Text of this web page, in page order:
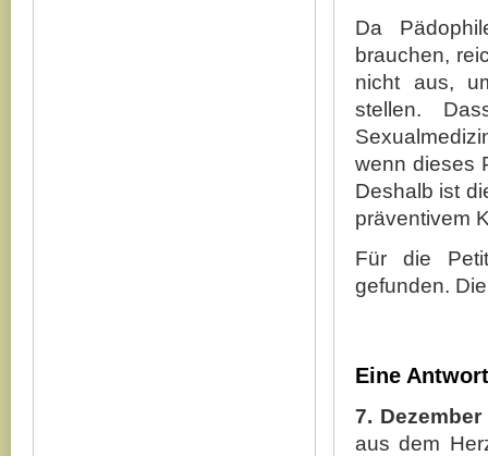
Da
brauchen,
nicht aus,
stellen.
wenn dieses
Deshalb ist
präventivem
Für die
gefunden.
Eine
7. Dezember
aus dem